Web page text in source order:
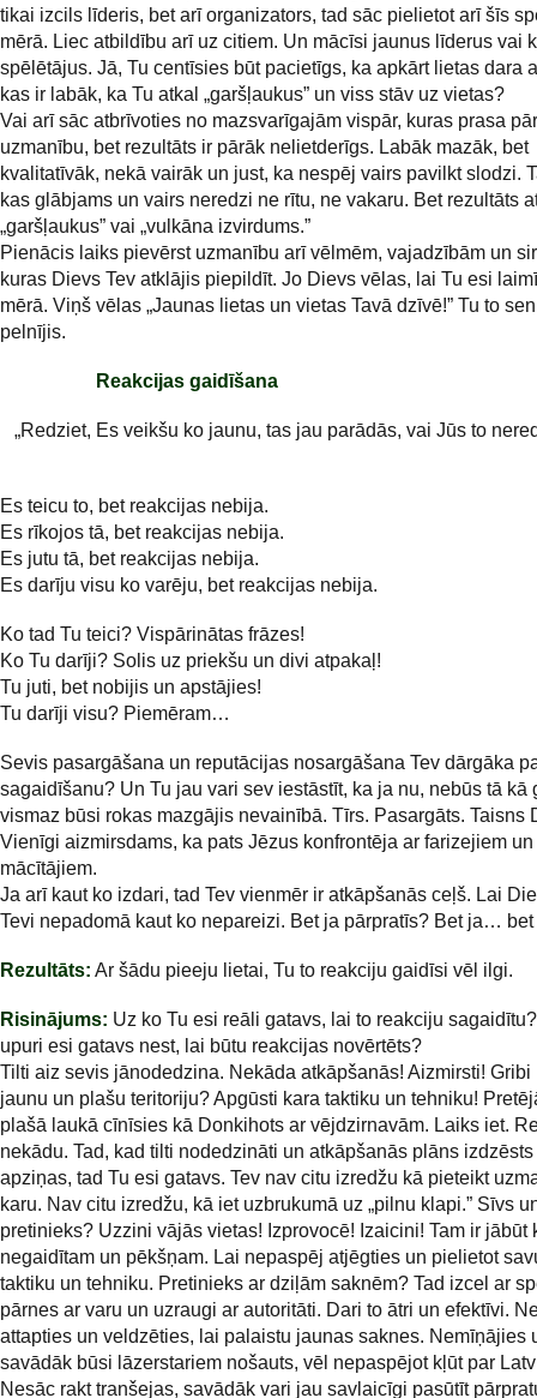
tikai izcils līderis, bet arī organizators, tad sāc pielietot arī šīs
mērā. Liec atbildību arī uz citiem. Un mācīsi jaunus līderus vai
spēlētājus. Jā, Tu centīsies būt pacietīgs, ka apkārt lietas dara
kas ir labāk, ka Tu atkal „garšļaukus” un viss stāv uz vietas?
Vai arī sāc atbrīvoties no mazsvarīgajām vispār, kuras prasa
uzmanību, bet rezultāts ir pārāk nelietderīgs. Labāk mazāk, bet
kvalitatīvāk, nekā vairāk un just, ka nespēj vairs pavilkt slodzi.
kas glābjams un vairs neredzi ne rītu, ne vakaru. Bet rezultāts
„garšļaukus” vai „vulkāna izvirdums.”
Pienācis laiks pievērst uzmanību arī vēlmēm, vajadzībām un
kuras Dievs Tev atklājis piepildīt. Jo Dievs vēlas, lai Tu esi
mērā. Viņš vēlas „Jaunas lietas un vietas Tavā dzīvē!” Tu to
pelnījis.
Reakcijas gaidīšana
„Redziet, Es veikšu ko jaunu, tas jau parādās, vai Jūs to
Es teicu to, bet reakcijas nebija.
Es rīkojos tā, bet reakcijas nebija.
Es jutu tā, bet reakcijas nebija.
Es darīju visu ko varēju, bet reakcijas nebija.
Ko tad Tu teici? Vispārinātas frāzes!
Ko Tu darīji? Solis uz priekšu un divi atpakaļ!
Tu juti, bet nobijis un apstājies!
Tu darīji visu? Piemēram…
Sevis pasargāšana un reputācijas nosargāšana Tev dārgāka
sagaidīšanu? Un Tu jau vari sev iestāstīt, ka ja nu, nebūs tā kā
vismaz būsi rokas mazgājis nevainībā. Tīrs. Pasargāts. Taisns
Vienīgi aizmirsdams, ka pats Jēzus konfrontēja ar farizejiem
mācītājiem.
Ja arī kaut ko izdari, tad Tev vienmēr ir atkāpšanās ceļš. Lai
Tevi nepadomā kaut ko nepareizi. Bet ja pārpratīs? Bet ja…
Rezultāts: Ar šādu pieeju lietai, Tu to reakciju gaidīsi vēl ilgi.
Risinājums: Uz ko Tu esi reāli gatavs, lai to reakciju
upuri esi gatavs nest, lai būtu reakcijas novērtēts?
Tilti aiz sevis jānodedzina. Nekāda atkāpšanās! Aizmirsti! Gribi
jaunu un plašu teritoriju? Apgūsti kara taktiku un tehniku!
plašā laukā cīnīsies kā Donkihots ar vējdzirnavām. Laiks iet.
nekādu. Tad, kad tilti nodedzināti un atkāpšanās plāns izdzēsts
apziņas, tad Tu esi gatavs. Tev nav citu izredžu kā pieteikt
karu. Nav citu izredžu, kā iet uzbrukumā uz „pilnu klapi.” Sīvs
pretinieks? Uzzini vājās vietas! Izprovocē! Izaicini! Tam ir jābūt
negaidītam un pēkšņam. Lai nepaspēj atjēgties un pielietot
taktiku un tehniku. Pretinieks ar dziļām saknēm? Tad izcel ar
pārnes ar varu un uzraugi ar autoritāti. Dari to ātri un efektīvi.
attapties un veldzēties, lai palaistu jaunas saknes. Nemīņājies
savādāk būsi lāzerstariem nošauts, vēl nepaspējot kļūt par
Nesāc rakt tranšejas, savādāk vari jau savlaicīgi pasūtīt